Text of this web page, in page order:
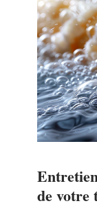
de votre